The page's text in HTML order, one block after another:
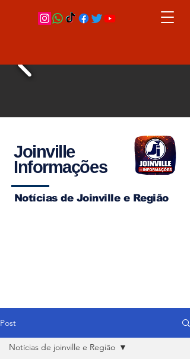
Joinville
Informações
Notícias de Joinville e Região
Post
Notícias de joinville e Região